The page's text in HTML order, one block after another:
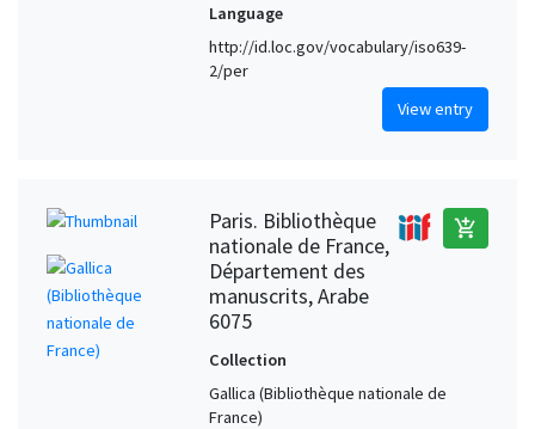
Language
http://id.loc.gov/vocabulary/iso639-
2/per
View entry
Paris. Bibliothèque
nationale de France,
Département des
manuscrits, Arabe
6075
add_shopping_cart
Collection
Gallica (Bibliothèque nationale de
France)